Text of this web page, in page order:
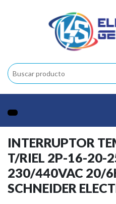
INTERRUPTOR
T/RIEL 2P-16-20-
230/440VAC 20/
SCHNEIDER